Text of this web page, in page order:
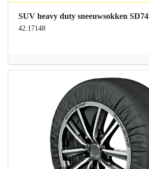
SUV heavy duty sneeuwsokken SD74
42.17148